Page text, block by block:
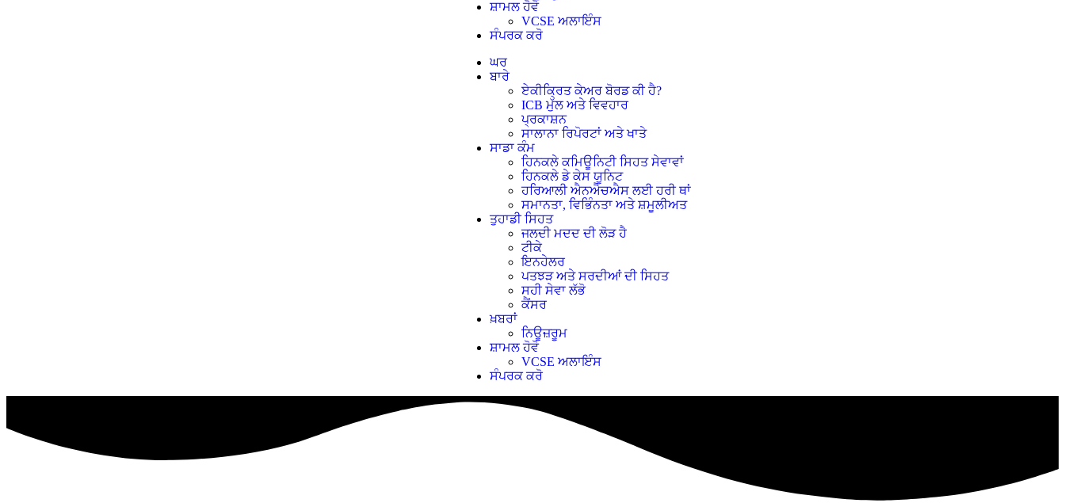
ਸ਼ਾਮਲ ਹੋਵੋ
VCSE ਅਲਾਇੰਸ
ਸੰਪਰਕ ਕਰੋ
ਘਰ
ਬਾਰੇ
ਏਕੀਕ੍ਰਿਤ ਕੇਅਰ ਬੋਰਡ ਕੀ ਹੈ?
ICB ਮੁੱਲ ਅਤੇ ਵਿਵਹਾਰ
ਪ੍ਰਕਾਸ਼ਨ
ਸਾਲਾਨਾ ਰਿਪੋਰਟਾਂ ਅਤੇ ਖਾਤੇ
ਸਾਡਾ ਕੰਮ
ਹਿਨਕਲੇ ਕਮਿਊਨਿਟੀ ਸਿਹਤ ਸੇਵਾਵਾਂ
ਹਿਨਕਲੇ ਡੇ ਕੇਸ ਯੂਨਿਟ
ਹਰਿਆਲੀ ਐਨਐਚਐਸ ਲਈ ਹਰੀ ਥਾਂ
ਸਮਾਨਤਾ, ਵਿਭਿੰਨਤਾ ਅਤੇ ਸ਼ਮੂਲੀਅਤ
ਤੁਹਾਡੀ ਸਿਹਤ
ਜਲਦੀ ਮਦਦ ਦੀ ਲੋੜ ਹੈ
ਟੀਕੇ
ਇਨਹੇਲਰ
ਪਤਝੜ ਅਤੇ ਸਰਦੀਆਂ ਦੀ ਸਿਹਤ
ਸਹੀ ਸੇਵਾ ਲੱਭੋ
ਕੈਂਸਰ
ਖ਼ਬਰਾਂ
ਨਿਊਜ਼ਰੂਮ
ਸ਼ਾਮਲ ਹੋਵੋ
VCSE ਅਲਾਇੰਸ
ਸੰਪਰਕ ਕਰੋ